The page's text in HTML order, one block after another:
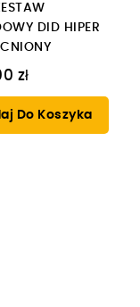
DID HIPER
zł
Do Koszyka